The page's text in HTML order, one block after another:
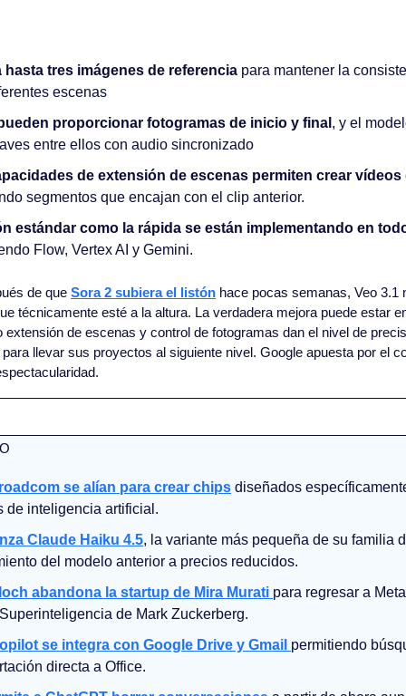
hasta tres imágenes de referencia para mantener la
escenas
proporcionar fotogramas de inicio y final , y el
entre ellos con audio sincronizado
de extensión de escenas permiten crear vídeos
segmentos que encajan con el clip anterior.
estándar como la rápida se están implementando en
Flow, Vertex AI y Gemini.
de que Sora 2 subiera el listón hace pocas semanas, Veo 3.1
técnicamente esté a la altura. La verdadera mejora puede estar
extensión de escenas y control de fotogramas dan el nivel de
llevar sus proyectos al siguiente nivel. Google apuesta por el
se alían para crear chips diseñados
de inteligencia artificial.
Claude Haiku 4.5, la variante más pequeña de su familia
del modelo anterior a precios reducidos.
abandona la startup de Mira Murati para regresar a
de Mark Zuckerberg.
se integra con Google Drive y Gmail permitiendo
directa a Office.